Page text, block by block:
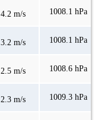
4.2 m/s 1008.1 hPa
3.2 m/s 1008.1 hPa
2.5 m/s 1008.6 hPa
2.3 m/s 1009.3 hPa